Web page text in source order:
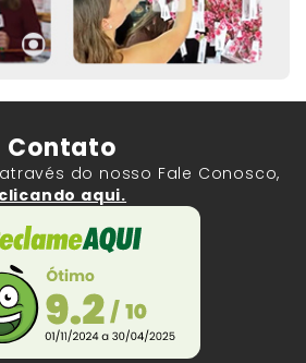
Contato
do nosso Fale Conosco,
clicando aqui.